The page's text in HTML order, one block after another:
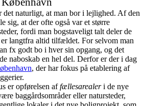
naturligt, at man bor i lejlighed. Af den
sig, at der ofte også var et større
fordi man bogstaveligt talt deler de
langtfra altid tilfældet. For selvom man
fx godt bo i hver sin opgang, og det
naboskab en hel del. Derfor er der i dag
, der har fokus på etablering af
er opførelsen affællesarealeri de nye
baggårdsområder eller natursteder,